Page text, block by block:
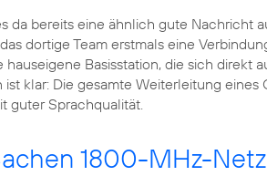
da bereits eine ähnlich gute Nachricht
dortige Team erstmals eine
hauseigene Basisstation, die sich direkt
klar: Die gesamte Weiterleitung
guter Sprachqualität.
1800-MHz-Netz